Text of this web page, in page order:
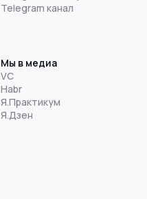
Telegram канал
Мы в медиа
VC
Habr
Я.Практикум
Я.Дзен